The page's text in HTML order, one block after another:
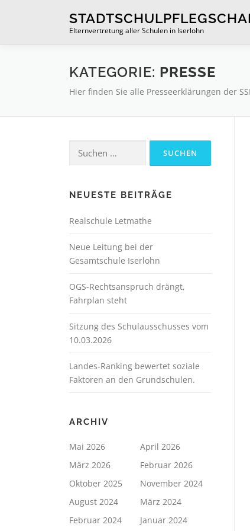
Elternvertretung aller Schulen in Iserlohn
KATEGORIE: PRESSE
Hier finden Sie alle Presseerklärungen der
Suchen
nach:
NEUESTE BEITRÄGE
Realschule Letmathe
Neue Leitung bei der
Gesamtschule Iserlohn
OGS-Rechtsanspruch drängt,
Fahrplan steht
Sitzung des Schulausschusses vom
10.03.2026
Landes-Ranking bewertet soziale
Faktoren an den Grundschulen.
ARCHIV
Mai 2026
April 2026
März 2026
Februar 2026
Oktober 2025
November 2024
August 2024
März 2024
Februar 2024
Januar 2024